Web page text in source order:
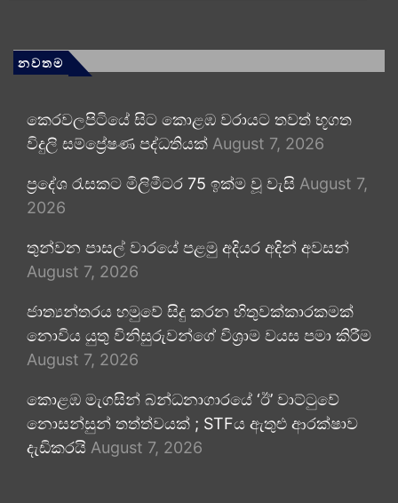
නවතම
කෙරවලපිටියේ සිට කොළඹ වරායට තවත් භූගත
විදුලි සම්ප්‍රේෂණ පද්ධතියක් August 7, 2026
ප්‍රදේශ රැසකට මිලිමීටර 75 ඉක්ම වූ වැසි August 7,
2026
තුන්වන පාසල් වාරයේ පළමු අදියර අදින් අවසන්
August 7, 2026
ජාත්‍යන්තරය හමුවේ සිදු කරන හිතුවක්කාරකමක්
නොවිය යුතු විනිසුරුවන්ගේ විශ්‍රාම වයස පමා කිරීම
August 7, 2026
කොළඹ මැගසින් බන්ධනාගාරයේ ‘ඊ’ වාට්ටුවේ
නොසන්සුන් තත්ත්වයක් ; STFය ඇතුළු ආරක්ෂාව
දැඩිකරයි August 7, 2026